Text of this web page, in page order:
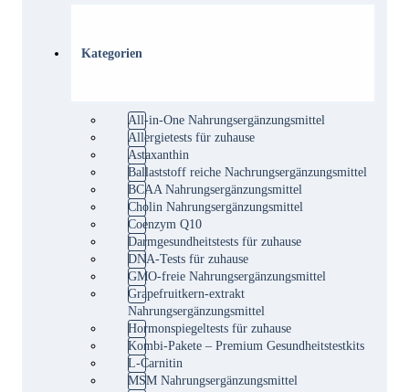
Kategorien
All-in-One Nahrungsergänzungsmittel
Allergietests für zuhause
Astaxanthin
Ballaststoff reiche Nachrungsergänzungsmittel
BCAA Nahrungsergänzungsmittel
Cholin Nahrungsergänzungsmittel
Coenzym Q10
Darmgesundheitstests für zuhause
DNA-Tests für zuhause
GMO-freie Nahrungsergänzungsmittel
Grapefruitkern-extrakt
Nahrungsergänzungsmittel
Hormonspiegeltests für zuhause
Kombi-Pakete – Premium Gesundheitstestkits
L-Carnitin
MSM Nahrungsergänzungsmittel